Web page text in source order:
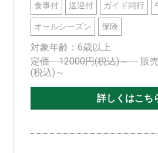
食事付 送迎付 ガイド同行
オールシーズン 保険
対象年齢：6歳以上
定価 12000円(税込)～ 販
(税込)～
詳しくはこち